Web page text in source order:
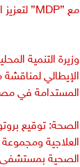
مع ”MDP” لتعزيز البنية التحتية
وزيرة التنمية
الإيطالي
المستدامة في
الصحة: توقيع
العلاجية
الصحية